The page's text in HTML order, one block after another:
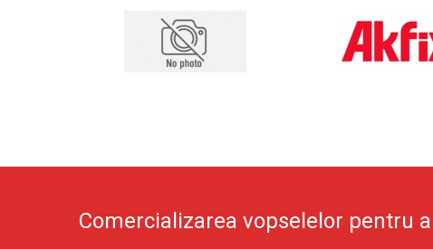
Comercializarea vopselelor pentru